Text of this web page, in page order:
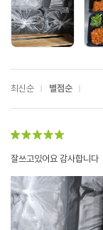
최신순 별점순
잘쓰고있어요 감사합니다